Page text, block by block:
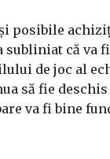
posibile
subliniat că va
de joc al
să fie
va fi bine